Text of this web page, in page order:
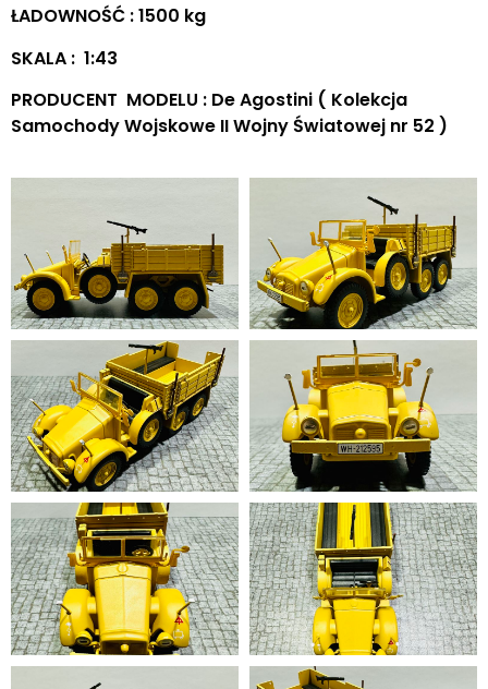
ŁADOWNOŚĆ : 1500 kg
SKALA : 1:43
PRODUCENT MODELU : De Agostini ( Kolekcja
Samochody Wojskowe II Wojny Światowej nr 52 )